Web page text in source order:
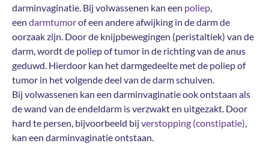
darminvaginatie. Bij volwassenen kan een poliep,
een darmtumorof een andere afwijking in de darm de
oorzaak zijn. Door de knijpbewegingen (peristaltiek) van de
darm, wordt de poliep of tumor in de richting van de anus
geduwd. Hierdoor kan het darmgedeelte met de poliep of
tumor in het volgende deel van de darm schuiven.
Bij volwassenen kan een darminvaginatie ook ontstaan als
de wand van de endeldarm is verzwakt en uitgezakt. Door
hard te persen, bijvoorbeeld bij verstopping (constipatie),
kan een darminvaginatie ontstaan.